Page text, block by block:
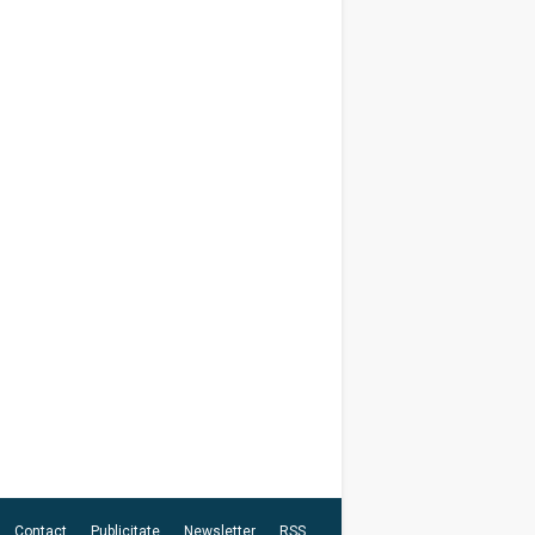
Contact Publicitate Newsletter RSS